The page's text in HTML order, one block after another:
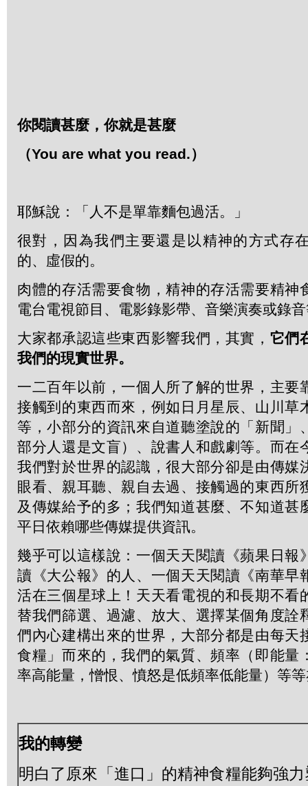
你閱讀甚麼，你就是甚麼
（You are what you read.）
耶穌說：「人不是單靠麵包過活。」
很對，因為我們主要還是以精神的方式存
的、虛假的。
肉體的存活需要食物，精神的存活需要精神
電台電視節目、電影錄影帶、音樂演奏或錄
大家都承認這些東西影響我們，其實， 它們
我們的現實世界。
一二百年以前，一個人所了解的世界，主要
接觸到的東西而來，例如日月星辰、山川草
等，小部分的資訊來自道聽塗說的「新聞」
部分人還是文盲）、說書人和戲劇等。而在
我們對於世界的認識，很大部分卻是由傳媒
眼看、親耳聽、親自去過、接觸過的東西所
及傳媒給予的多；我們知道甚麼、不知道甚
平日依賴哪些傳媒提供資訊。
幾乎可以這樣說：一個天天閱讀《蘋果日報
讀《大公報》的人、一個天天閱讀《南華早
活在三個星球上！天天看電視的和長期不看
替我們篩選、過濾、放大、選擇某個角度詮
們內心建構出來的世界，大部分都是由每天
食糧」而來的，我們的氣質、頻率（即能量
率高能量，憎恨、憤怒是低頻率低能量）等
我的轉變
明白了原來「進口」的精神食糧能夠強